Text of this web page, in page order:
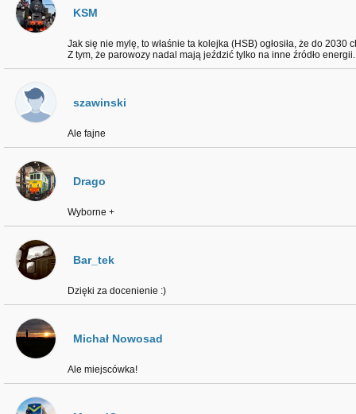
KSM
Jak się nie mylę, to właśnie ta kolejka (HSB) ogłosiła, że do
Z tym, że parowozy nadal mają jeździć tylko na inne źródło energii.
szawinski
Ale fajne
Drago
Wyborne +
Bar_tek
Dzięki za docenienie :)
Michał Nowosad
Ale miejscówka!